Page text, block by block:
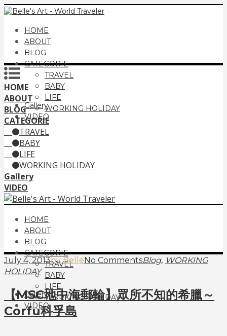
HOME
ABOUT
BLOG
CATEGORIE
TRAVEL
BABY
LIFE
WORKING HOLIDAY
Gallery
VIDEO
HOME
ABOUT
BLOG
CATEGORIE
TRAVEL
BABY
LIFE
WORKING HOLIDAY
Gallery
VIDEO
HOME
ABOUT
BLOG
CATEGORIE
TRAVEL
BABY
LIFE
WORKING HOLIDAY
Gallery
VIDEO
July 4, 2013by BelleNo CommentsBlog, WORKING
HOLIDAY
【MSC地中海郵輪】眾所不知的希臘～
Corfu科孚島